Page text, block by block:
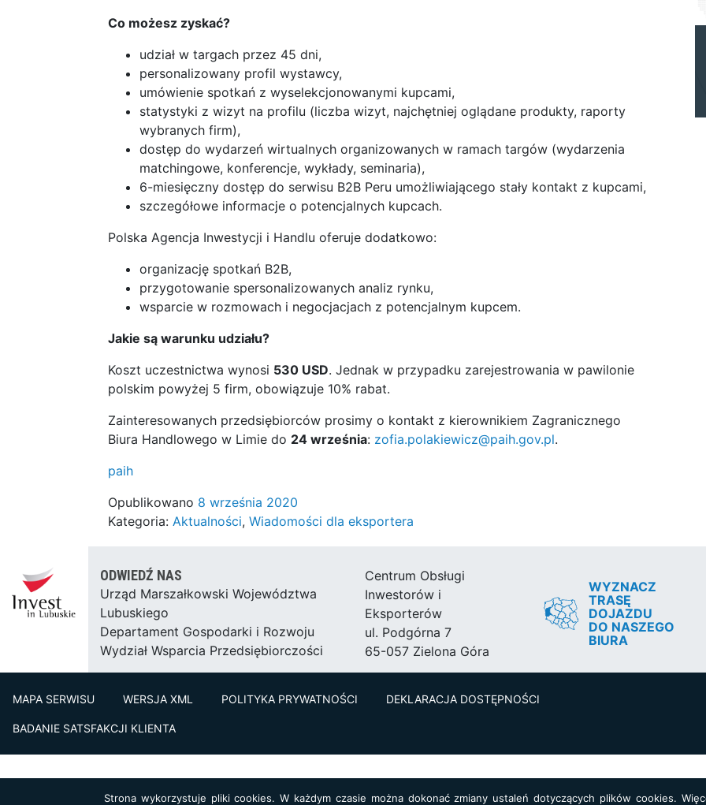
Co możesz zyskać?
udział w targach przez 45 dni,
personalizowany profil wystawcy,
umówienie spotkań z wyselekcjonowanymi kupcami,
statystyki z wizyt na profilu (liczba wizyt, najchętniej oglądane produkty, raporty
wybranych firm),
dostęp do wydarzeń wirtualnych organizowanych w ramach targów (wydarzenia
matchingowe, konferencje, wykłady, seminaria),
6-miesięczny dostęp do serwisu B2B Peru umożliwiającego stały kontakt z kupcami,
szczegółowe informacje o potencjalnych kupcach.
Polska Agencja Inwestycji i Handlu oferuje dodatkowo:
organizację spotkań B2B,
przygotowanie spersonalizowanych analiz rynku,
wsparcie w rozmowach i negocjacjach z potencjalnym kupcem.
Jakie są warunku udziału?
Koszt uczestnictwa wynosi 530 USD. Jednak w przypadku zarejestrowania w pawilonie
polskim powyżej 5 firm, obowiązuje 10% rabat.
Zainteresowanych przedsiębiorców prosimy o kontakt z kierownikiem Zagranicznego
Biura Handlowego w Limie do 24 września: zofia.polakiewicz@paih.gov.pl.
paih
Opublikowano 8 września 2020
Kategoria: Aktualności, Wiadomości dla eksportera
ODWIEDŹ NAS
Urząd Marszałkowski Województwa
Lubuskiego
Departament Gospodarki i Rozwoju
Wydział Wsparcia Przedsiębiorczości
Centrum Obsługi
Inwestorów i
Eksporterów
ul. Podgórna 7
65-057 Zielona Góra
WYZNACZ
TRASĘ
DOJAZDU
DO NASZEGO
BIURA
MAPA SERWISU WERSJA XML POLITYKA PRYWATNOŚCI DEKLARACJA DOSTĘPNOŚCI
BADANIE SATSFAKCJI KLIENTA
Strona wykorzystuje pliki cookies. W każdym czasie można dokonać zmiany ustaleń dotyczących plików cookies.